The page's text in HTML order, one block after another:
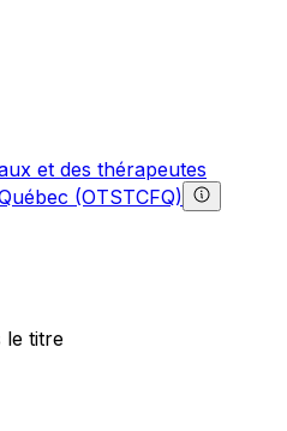
et des thérapeutes
(OTSTCFQ)
le titre